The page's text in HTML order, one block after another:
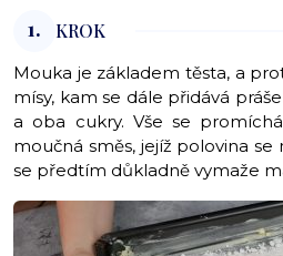
1. KROK
Mouka je základem těsta, a
mísy, kam se dále přidává
a oba cukry. Vše se
moučná směs, jejíž polovina
se předtím důkladně vymaže